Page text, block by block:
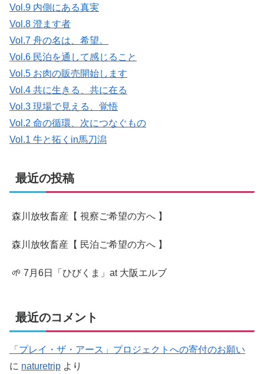
Vol.9 内側にある真実
Vol.8 澄ます者
Vol.7 舟の名は、希望。
Vol.6 民泊を通して感じること
Vol.5 お肉の販売開始します
Vol.4 共に生きる、共に在る
Vol.3 現場で見える、覚悟
Vol.2 命の循環、次につなぐもの
Vol.1 牛と拓くin馬刀潟
最近の投稿
森川放牧畜産【 視察ご希望の方へ 】
森川放牧畜産【 民泊ご希望の方へ 】
🌱 7月6日「ひびくま」at 大阪エルブ
最近のコメント
「プレイ・ザ・アース」プロジェクトへの寄付のお願い
に naturetrip より